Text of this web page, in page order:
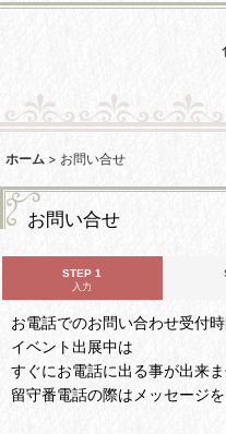
ホーム > お問い合せ
お問い合せ
STEP 1
入力
お電話でのお問い合わせ受付
イベント出展中は
すぐにお電話に出る事が出来ま
留守番電話の際はメッセージを